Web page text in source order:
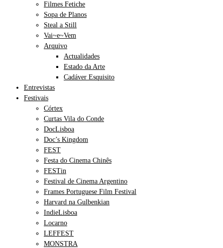
Filmes Fetiche
Sopa de Planos
Steal a Still
Vai~e~Vem
Arquivo
Actualidades
Estado da Arte
Cadáver Esquisito
Entrevistas
Festivais
Córtex
Curtas Vila do Conde
DocLisboa
Doc’s Kingdom
FEST
Festa do Cinema Chinês
FESTin
Festival de Cinema Argentino
Frames Portuguese Film Festival
Harvard na Gulbenkian
IndieLisboa
Locarno
LEFFEST
MONSTRA